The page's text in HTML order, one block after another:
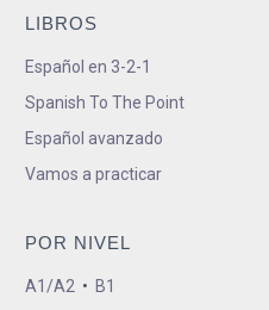
LIBROS
Español en 3-2-1
Spanish To The Point
Español avanzado
Vamos a practicar
POR NIVEL
A1/A2 • B1